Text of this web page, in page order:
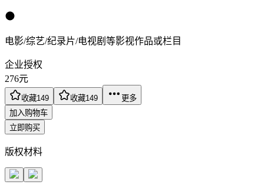
电影/综艺/纪录片/电视剧等影视作品或栏目
企业授权
276元
收藏149 收藏149
更多
加入购物车
立即购买
版权材料